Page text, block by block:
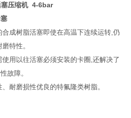
塞压缩机 4-6bar
合成树脂活塞即使在高温下连续运转 ,仍
特性。
使用以往活塞必须安装的卡圈 ,还解决了
故障。
耐磨损性优良的特氟隆类树脂。